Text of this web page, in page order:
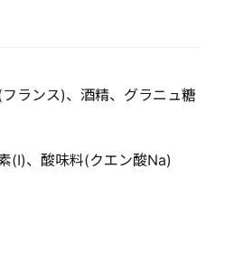
ランス)、酒精、グラニュ糖
(I)、酸味料(クエン酸Na)